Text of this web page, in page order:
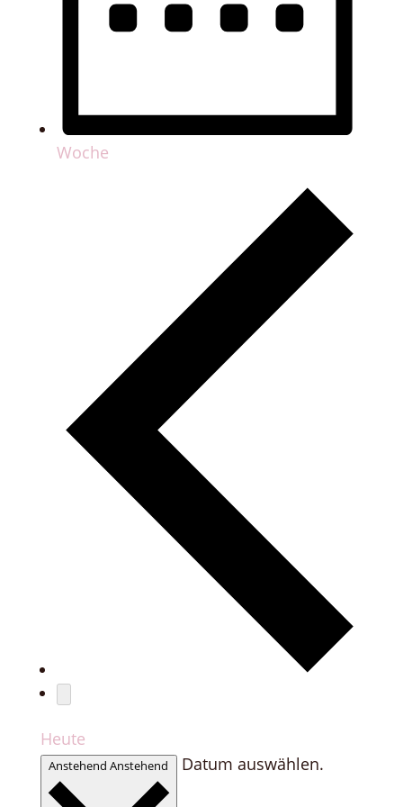
Woche
Heute
AnstehendAnstehend Datum auswählen.